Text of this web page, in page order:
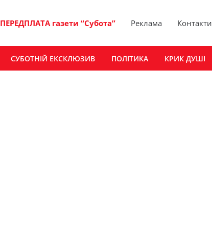
ПЕРЕДПЛАТА газети “Субота” Реклама Контакти
СУБОТНІЙ ЕКСКЛЮЗИВ ПОЛІТИКА КРИК ДУШІ